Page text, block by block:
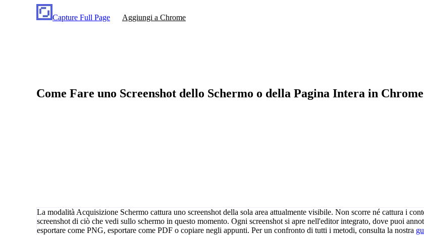
Capture Full Page Aggiungi a Chrome
Come Fare uno Screenshot dello Schermo o della Pagina Intera in Chrome
La modalità Acquisizione Schermo cattura uno screenshot della sola area attualmente visibile. Non scorre né cattura i
screenshot di ciò che vedi sullo schermo in questo momento. Ogni screenshot si apre nell'editor integrato, dove puoi
esportare come PNG, esportare come PDF o copiare negli appunti. Per un confronto di tutti i metodi, consulta la nostra